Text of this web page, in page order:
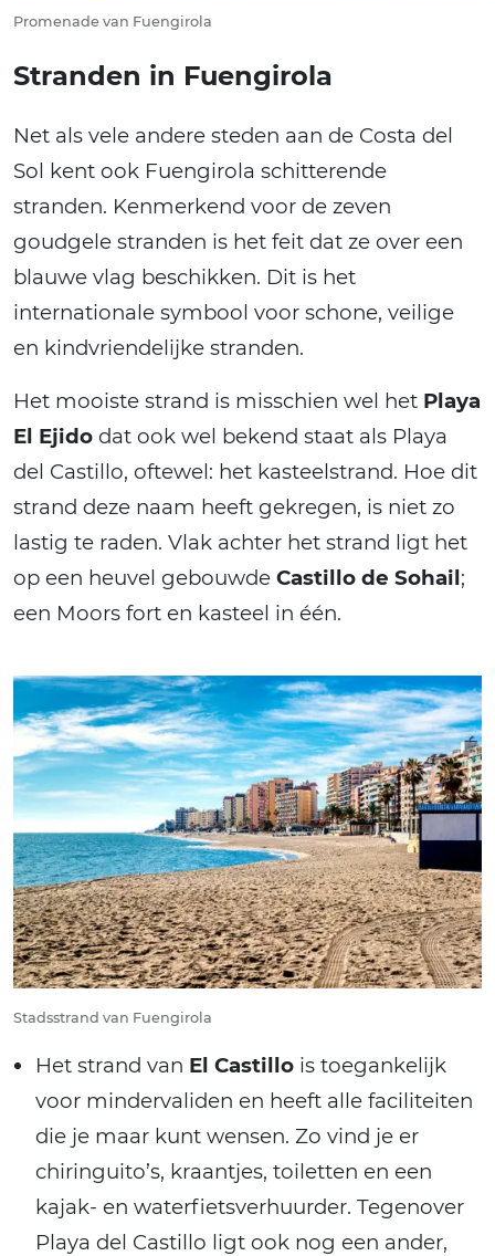
Promenade van Fuengirola
Stranden in Fuengirola
Net als vele andere steden aan de Costa del
Sol kent ook Fuengirola schitterende
stranden. Kenmerkend voor de zeven
goudgele stranden is het feit dat ze over een
blauwe vlag beschikken. Dit is het
internationale symbool voor schone, veilige
en kindvriendelijke stranden.
Het mooiste strand is misschien wel het Playa
El Ejido dat ook wel bekend staat als Playa
del Castillo, oftewel: het kasteelstrand. Hoe dit
strand deze naam heeft gekregen, is niet zo
lastig te raden. Vlak achter het strand ligt het
op een heuvel gebouwde Castillo de Sohail;
een Moors fort en kasteel in één.
Stadsstrand van Fuengirola
Het strand van El Castillo is toegankelijk
voor mindervaliden en heeft alle faciliteiten
die je maar kunt wensen. Zo vind je er
chiringuito’s, kraantjes, toiletten en een
kajak- en waterfietsverhuurder. Tegenover
Playa del Castillo ligt ook nog een ander,